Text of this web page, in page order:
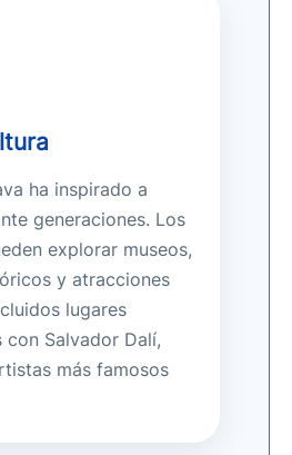
ha inspirado a
generaciones. Los
explorar museos,
y atracciones
lugares
con Salvador Dalí,
más famosos